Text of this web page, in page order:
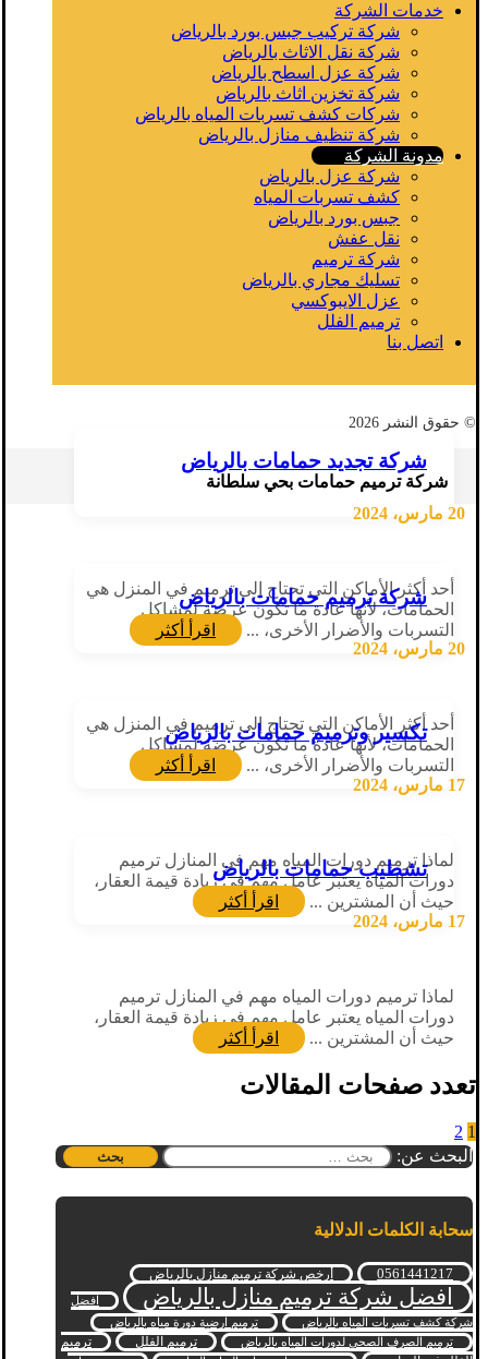
خدمات الشركة
شركة تركيب جبس بورد بالرياض
شركة نقل الاثاث بالرياض
شركة عزل اسطح بالرياض
شركة تخزين اثاث بالرياض
شركات كشف تسربات المياه بالرياض
شركة تنظيف منازل بالرياض
مدونة الشركة
شركة عزل بالرياض
كشف تسربات المياه
جبس بورد بالرياض
نقل عفش
شركة ترميم
تسليك مجاري بالرياض
عزل الايبوكسي
ترميم الفلل
اتصل بنا
© حقوق النشر 2026
شركة ترميم حمامات بحي سلطانة
شركة تجديد حمامات بالرياض
20 مارس، 2024
أحد أكثر الأماكن التي تحتاج إلى ترميم في المنزل هي
الحمامات، لأنها عادة ما تكون عرضة لمشاكل
التسربات والأضرار الأخرى، ...
اقرأ أكثر
شركة ترميم حمامات بالرياض
20 مارس، 2024
أحد أكثر الأماكن التي تحتاج إلى ترميم في المنزل هي
الحمامات، لأنها عادة ما تكون عرضة لمشاكل
التسربات والأضرار الأخرى، ...
اقرأ أكثر
تكسير وترميم حمامات بالرياض
17 مارس، 2024
لماذا ترميم دورات المياه مهم في المنازل ترميم
دورات المياه يعتبر عامل مهم في زيادة قيمة العقار،
حيث أن المشترين ...
اقرأ أكثر
تشطيب حمامات بالرياض
17 مارس، 2024
لماذا ترميم دورات المياه مهم في المنازل ترميم
دورات المياه يعتبر عامل مهم في زيادة قيمة العقار،
حيث أن المشترين ...
اقرأ أكثر
تعدد صفحات المقالات
1
2
البحث عن:
سحابة الكلمات الدلالية
0561441217 أرخص شركة ترميم منازل بالرياض
افضل شركة ترميم منازل بالرياض
افضل
شركة كشف تسربات المياه بالرياض
ترميم ارضية دورة مياه بالرياض
ترميم الصرف الصحي لدورات المياه بالرياض
ترميم الفلل
ترميم